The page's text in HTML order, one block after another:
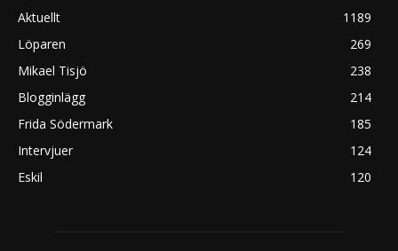
Aktuellt
1189
Löparen
269
Mikael Tisjö
238
Blogginlägg
214
Frida Södermark
185
Intervjuer
124
Eskil
120